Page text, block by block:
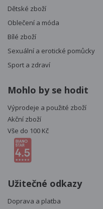
Dětské zboží
Oblečení a móda
Bílé zboží
Sexuální a erotické pomůcky
Sport a zdraví
Mohlo by se hodit
Výprodeje a použité zboží
Akční zboží
Vše do 100 Kč
Užitečné odkazy
Doprava a platba